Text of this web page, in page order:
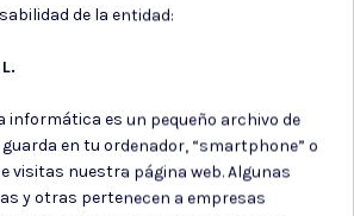
a nuestro boletín
de la entidad:
informática es un pequeño archivo de
en tu ordenador, “smartphone” o
visitas nuestra página web. Algunas
y otras pertenecen a empresas